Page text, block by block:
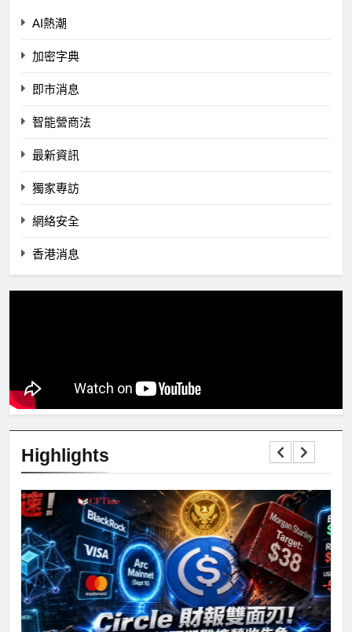
AI熱潮
加密字典
即市消息
智能營商法
最新資訊
獨家專訪
網絡安全
香港消息
Highlights